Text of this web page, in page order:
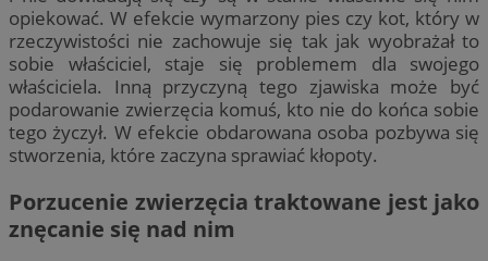
opiekować. W efekcie wymarzony pies czy kot, który w
rzeczywistości nie zachowuje się tak jak wyobrażał to
sobie właściciel, staje się problemem dla swojego
właściciela. Inną przyczyną tego zjawiska może być
podarowanie zwierzęcia komuś, kto nie do końca sobie
tego życzył. W efekcie obdarowana osoba pozbywa się
stworzenia, które zaczyna sprawiać kłopoty.
Porzucenie zwierzęcia traktowane jest jako
znęcanie się nad nim